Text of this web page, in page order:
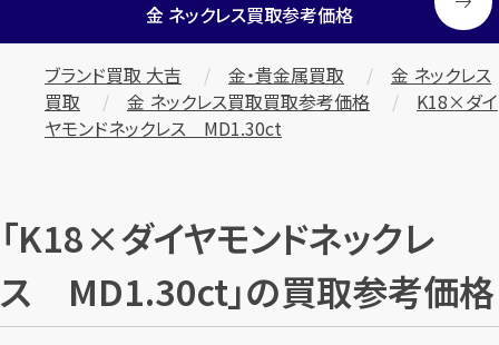
金 ネックレス買取参考価格
ブランド買取 大吉 金・貴金属買取
金 ネックレス
買取
金 ネックレス買取買取参考価格
K18×ダイ
ヤモンドネックレス MD1.30ct
「K18×ダイヤモンドネックレ
ス MD1.30ct」の買取参考価格